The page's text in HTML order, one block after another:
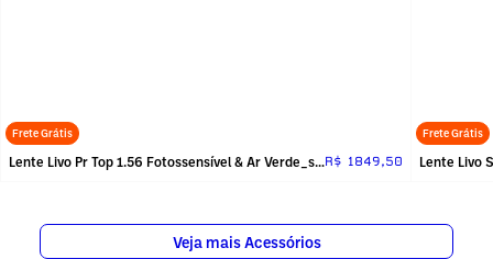
Frete Grátis
Lente Livo Pr Top 1.56 Fotossensível & Ar Verde_sem_receitaR$ 1849,50
Frete Grátis
Veja mais Acessórios